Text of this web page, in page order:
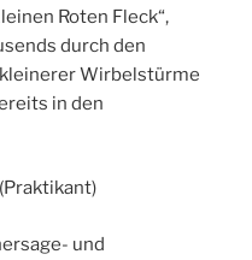
Roten Fleck“,
durch den
Wirbelstürme
in den
und